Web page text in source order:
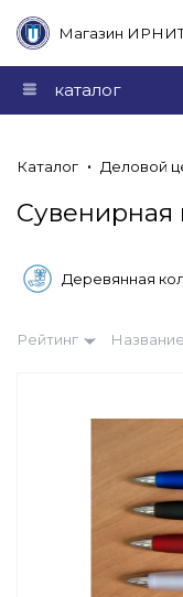
Магазин
каталог
Каталог Деловой
Деревянная
Рейтинг Название